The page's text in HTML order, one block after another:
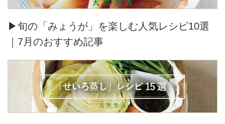
▶旬の「みょうが」を楽しむ人気レシピ10選
｜7月のおすすめ記事